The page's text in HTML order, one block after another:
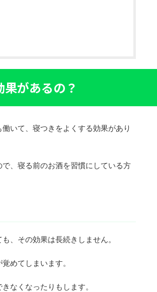
があるの？
いて、寝つきをよくする効果があり
、寝る前のお酒を習慣にしている方
、その効果は長続きしません。
めてしまいます。
なくなったりもします。